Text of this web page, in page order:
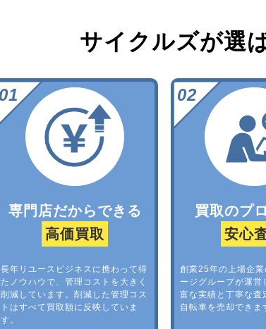
サイクルズが選
専門店だからできる
高価買取
長年リユースビジネスに携わって得
たノウハウで、管理コストを大きく
削減しています。削減した管理コス
トはすべて買取額に反映していま
す。
買取のプ
安心
創業25年の上場企業
ージグループが運営
富な実績と丁寧な査
自転車を売却できま